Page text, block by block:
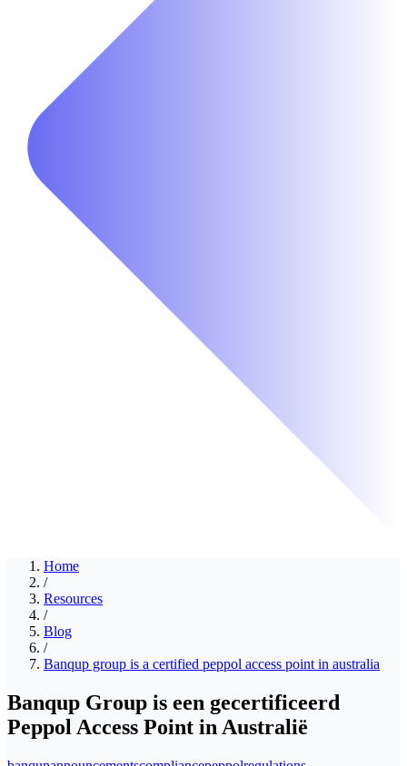
Home
/
Resources
/
Blog
/
Banqup group is a certified peppol access point in australia
Banqup Group is een gecertificeerd
Peppol Access Point in Australië